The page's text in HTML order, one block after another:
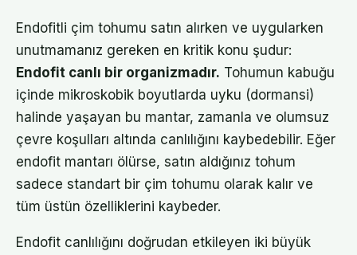
Endofitli çim tohumu satın alırken ve uygularken
unutmamanız gereken en kritik konu şudur:
Endofit canlı bir organizmadır. Tohumun kabuğu
içinde mikroskobik boyutlarda uyku (dormansi)
halinde yaşayan bu mantar, zamanla ve olumsuz
çevre koşulları altında canlılığını kaybedebilir. Eğer
endofit mantarı ölürse, satın aldığınız tohum
sadece standart bir çim tohumu olarak kalır ve
tüm üstün özelliklerini kaybeder.
Endofit canlılığını doğrudan etkileyen iki büyük